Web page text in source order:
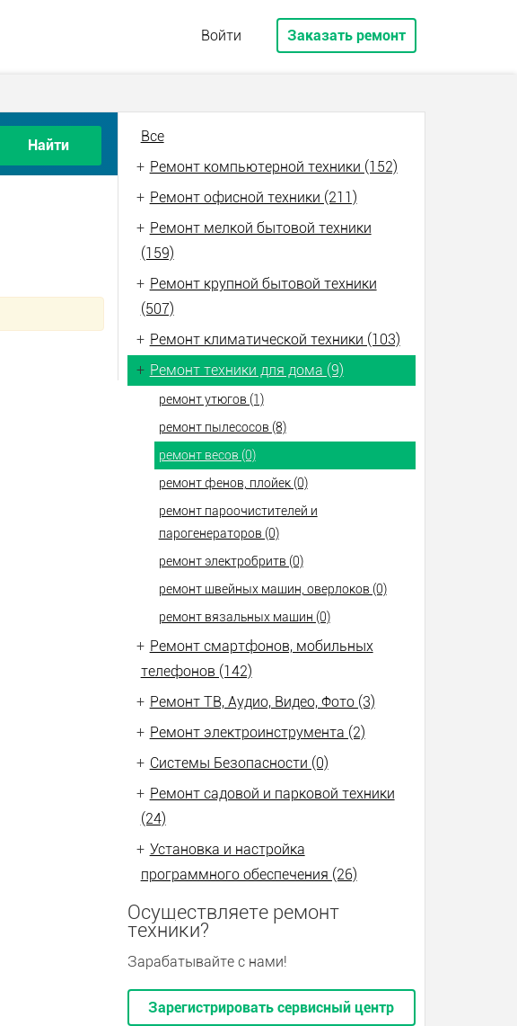
Войти Заказать ремонт
Найти
Все
+ Ремонт компьютерной техники (152)
+ Ремонт офисной техники (211)
+ Ремонт мелкой бытовой техники
(159)
+ Ремонт крупной бытовой техники
(507)
+ Ремонт климатической техники (103)
+ Ремонт техники для дома (9)
ремонт утюгов (1)
ремонт пылесосов (8)
ремонт весов (0)
ремонт фенов, плойек (0)
ремонт пароочистителей и
парогенераторов (0)
ремонт электробритв (0)
ремонт швейных машин, оверлоков (0)
ремонт вязальных машин (0)
+ Ремонт смартфонов, мобильных
телефонов (142)
+ Ремонт ТВ, Аудио, Видео, Фото (3)
+ Ремонт электроинструмента (2)
+ Системы Безопасности (0)
+ Ремонт садовой и парковой техники
(24)
+ Установка и настройка
программного обеспечения (26)
Осуществляете ремонт
техники?
Зарабатывайте с нами!
Зарегистрировать сервисный центр